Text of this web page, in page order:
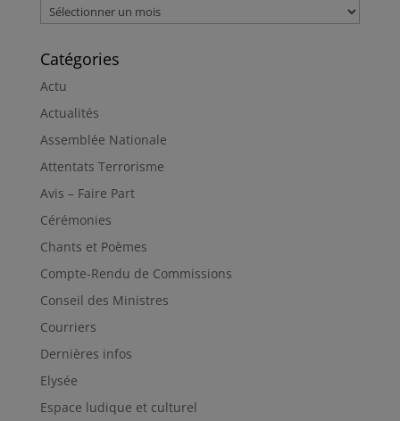
Archives
Catégories
Actu
Actualités
Assemblée Nationale
Attentats Terrorisme
Avis – Faire Part
Cérémonies
Chants et Poèmes
Compte-Rendu de Commissions
Conseil des Ministres
Courriers
Dernières infos
Elysée
Espace ludique et culturel